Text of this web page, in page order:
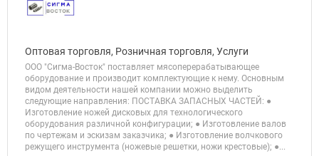
Оптовая торговля, Розничная торговля, Услуги
ООО "Сигма-Восток" поставляет мясоперерабатывающее
оборудование и производит комплектующие к нему. Основным
видом деятельности нашей компании можно выделить
следующие направления: ПОСТАВКА ЗАПАСНЫХ ЧАСТЕЙ: ●
Изготовление ножей дисковых для технологического
оборудования различной конфигурации; ● Изготовление валов
по чертежам и эскизам заказчика; ● Изготовление волчкового
режущего инструмента (ножевые решетки, ножи крестовые); ●...